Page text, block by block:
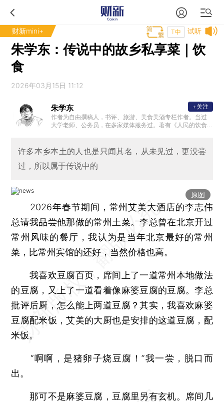
财新mini+ 试听
T中
朱学东：传说中的故乡私享菜｜饮
食
2026年03月15日 11:12
朱学东
作者为自由撰稿人，书评、旅游、美食美酒专栏作者。当过
大学老师、公务员，在多家媒体服务过。著有《人民的饮食
+关注
许多本乡本土的人也是只闻其名，从未见过，更没尝
过，所以属于传说中的
原图
2026年春节期间，常州艾美大酒店的李志伟
总请我品尝他那做的常州土菜。李总曾在北京开过
常州风味的餐厅，我认为是当年北京最好的常州
菜，比常州宾馆的还好，当然价格也高。
我喜欢豆腐百页，席间上了一道常州本地做法
的豆腐，又上了一道看着像麻婆豆腐的豆腐。李总
批评后厨，怎么能上两道豆腐？其实，我喜欢麻婆
豆腐配米饭，艾美的大厨也是安排的这道豆腐，配
米饭。
“啊啊，是猪卵子烧豆腐！”我一尝，脱口而
出。
那可不是麻婆豆腐，豆腐里另有玄机。席间几